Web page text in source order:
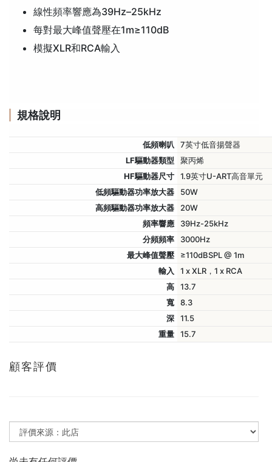
線性頻率響應為39Hz–25kHz
每對最大峰值聲壓在1m≥110dB
模擬XLR和RCA輸入
規格說明
低頻喇叭
7英寸低音揚聲器
LF驅動器類型
聚丙烯
HF驅動器尺寸
1.9英寸U-ART高音單元
低頻驅動器功率放大器
50W
高頻驅動器功率放大器
20W
頻率響應
39Hz-25kHz
分頻頻率
3000Hz
最大峰值聲壓
≥110dBSPL @ 1m
輸入
1 x XLR，1 x RCA
高
13.7
寬
8.3
深
11.5
重量
15.7
顧客評價